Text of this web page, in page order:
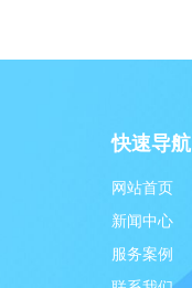
快速导航
网站首页
新闻中心
服务案例